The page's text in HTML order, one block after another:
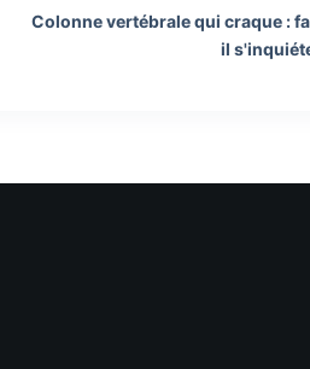
Colonne vertébrale qui craque :
il